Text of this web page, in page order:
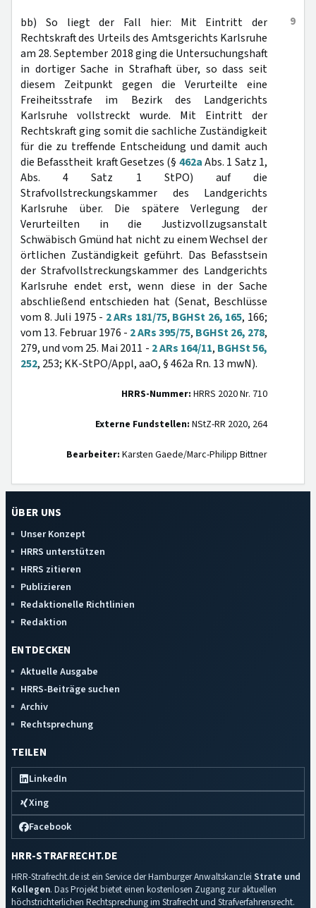
9
bb) So liegt der Fall hier: Mit Eintritt der
Rechtskraft des Urteils des Amtsgerichts Karlsruhe
am 28. September 2018 ging die Untersuchungshaft
in dortiger Sache in Strafhaft über, so dass seit
diesem Zeitpunkt gegen die Verurteilte eine
Freiheitsstrafe im Bezirk des Landgerichts
Karlsruhe vollstreckt wurde. Mit Eintritt der
Rechtskraft ging somit die sachliche Zuständigkeit
für die zu treffende Entscheidung und damit auch
die Befasstheit kraft Gesetzes (§ 462aAbs. 1 Satz 1,
Abs. 4 Satz 1 StPO) auf die
Strafvollstreckungskammer des Landgerichts
Karlsruhe über. Die spätere Verlegung der
Verurteilten in die Justizvollzugsanstalt
Schwäbisch Gmünd hat nicht zu einem Wechsel der
örtlichen Zuständigkeit geführt. Das Befasstsein
der Strafvollstreckungskammer des Landgerichts
Karlsruhe endet erst, wenn diese in der Sache
abschließend entschieden hat (Senat, Beschlüsse
vom 8. Juli 1975 - 2 ARs 181/75, BGHSt 26, 165, 166;
vom 13. Februar 1976 - 2 ARs 395/75, BGHSt 26, 278,
279, und vom 25. Mai 2011 - 2 ARs 164/11, BGHSt 56,
252, 253; KK-StPO/Appl, aaO, § 462a Rn. 13 mwN).
HRRS-Nummer: HRRS 2020 Nr. 710
Externe Fundstellen: NStZ-RR 2020, 264
Bearbeiter: Karsten Gaede/Marc-Philipp Bittner
ÜBER UNS
Unser Konzept
HRRS unterstützen
HRRS zitieren
Publizieren
Redaktionelle Richtlinien
Redaktion
ENTDECKEN
Aktuelle Ausgabe
HRRS-Beiträge suchen
Archiv
Rechtsprechung
TEILEN
LinkedIn
Xing
Facebook
HRR-STRAFRECHT.DE
HRR-Strafrecht.de ist ein Service der Hamburger Anwaltskanzlei Strate und
Kollegen. Das Projekt bietet einen kostenlosen Zugang zur aktuellen
höchstrichterlichen Rechtsprechung im Strafrecht und Strafverfahrensrecht.